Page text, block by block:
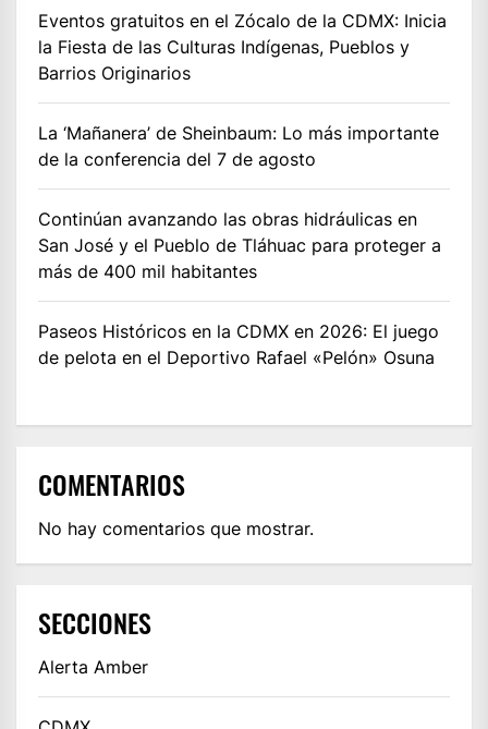
Eventos gratuitos en el Zócalo de la CDMX: Inicia
la Fiesta de las Culturas Indígenas, Pueblos y
Barrios Originarios
La ‘Mañanera’ de Sheinbaum: Lo más importante
de la conferencia del 7 de agosto
Continúan avanzando las obras hidráulicas en
San José y el Pueblo de Tláhuac para proteger a
más de 400 mil habitantes
Paseos Históricos en la CDMX en 2026: El juego
de pelota en el Deportivo Rafael «Pelón» Osuna
COMENTARIOS
No hay comentarios que mostrar.
SECCIONES
Alerta Amber